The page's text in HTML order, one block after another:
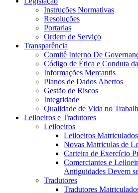
Instruções Normativas
Resoluções
Portarias
Ordem de Serviço
Transparência
Comitê Interno De
Código de Ética e Conduta
Informações Mercantis
Planos de Dados Abertos
Gestão de Riscos
Integridade
Qualidade de Vida no
Leiloeiros e Tradutores
Leiloeiros
Leiloeiros Matriculados
Novas Matriculas de
Carteira de Exercício
Comerciantes e
Antiguidades Devem
Tradutores
Tradutores